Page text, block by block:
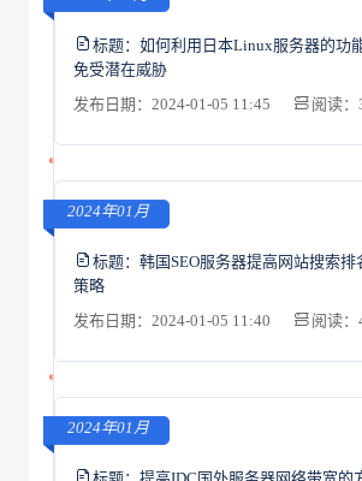
标题： 如何利用日本Linux服务器的功
免受潜在威胁
发布日期：2024-01-05 11:45
阅读：
2024年01月
标题： 韩国SEO服务器提高网站搜索排
策略
发布日期：2024-01-05 11:40
阅读：
2024年01月
标题： 提高IDC国外服务器网络带宽的